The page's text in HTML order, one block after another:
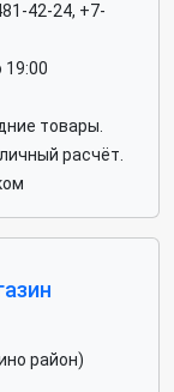
42-24, +7-
19:00
товары.
расчёт.
район)